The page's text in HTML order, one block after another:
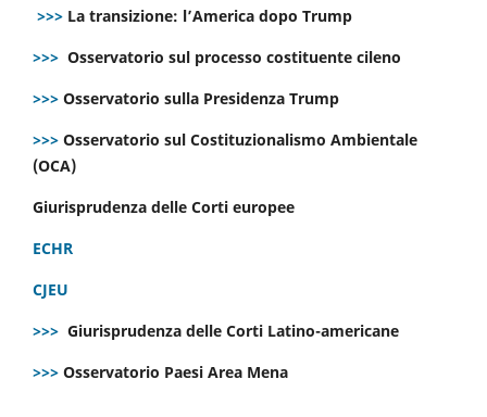
>>> La transizione: l’America dopo Trump
>>> Osservatorio sul processo costituente cileno
>>> Osservatorio sulla Presidenza Trump
>>> Osservatorio sul Costituzionalismo Ambientale
(OCA)
Giurisprudenza delle Corti europee
ECHR
CJEU
>>> Giurisprudenza delle Corti Latino-americane
>>> Osservatorio Paesi Area Mena